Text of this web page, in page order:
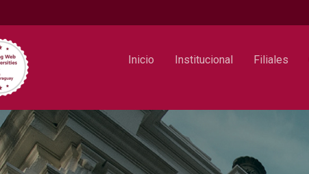
Inicio Institucional Filiales